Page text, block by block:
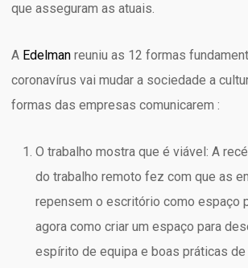
que asseguram as atuais.
A Edelmanreuniu as 12 formas
coronavírus vai mudar a sociedade a
formas das empresas comunicarem :
O trabalho mostra que é viável: A
do trabalho remoto fez com que as
repensem o escritório como espaço
agora como criar um espaço para
espírito de equipa e boas práticas